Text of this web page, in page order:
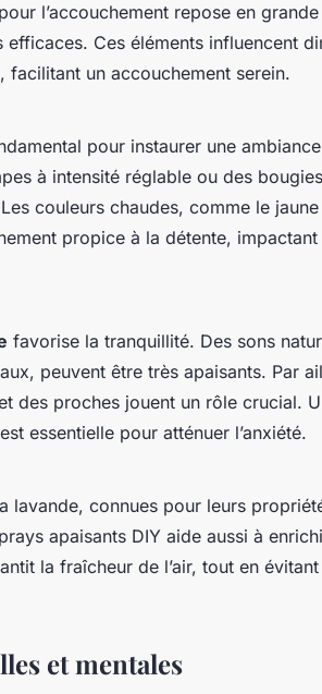
pour l’accouchement repose en
Ces éléments influencent
un accouchement serein.
pour instaurer une
à intensité réglable ou des
couleurs chaudes, comme le
propice à la détente,
favorise la tranquillité. Des sons
peuvent être très apaisants. Par
des proches jouent un rôle crucial.
essentielle pour atténuer l’anxiété.
lavande, connues pour leurs
apaisants DIY aide aussi à
la fraîcheur de l’air, tout en
et mentales